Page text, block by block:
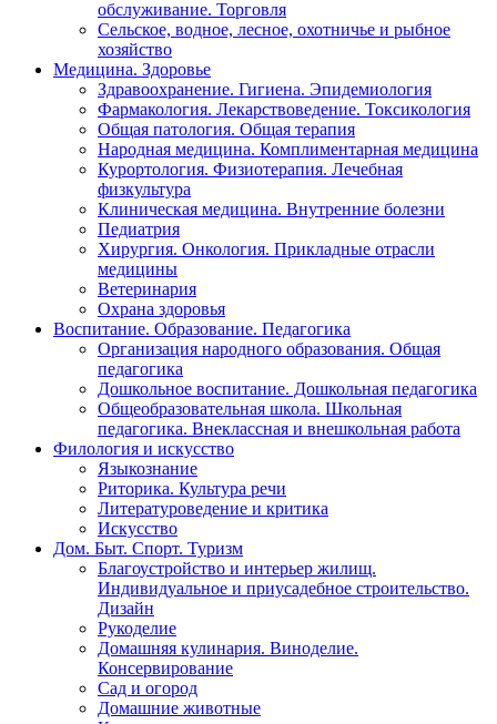
обслуживание. Торговля
Сельское, водное, лесное, охотничье и рыбное
хозяйство
Медицина. Здоровье
Здравоохранение. Гигиена. Эпидемиология
Фармакология. Лекарствоведение. Токсикология
Общая патология. Общая терапия
Народная медицина. Комплиментарная медицина
Курортология. Физиотерапия. Лечебная
физкультура
Клиническая медицина. Внутренние болезни
Педиатрия
Хирургия. Онкология. Прикладные отрасли
медицины
Ветеринария
Охрана здоровья
Воспитание. Образование. Педагогика
Организация народного образования. Общая
педагогика
Дошкольное воспитание. Дошкольная педагогика
Общеобразовательная школа. Школьная
педагогика. Внеклассная и внешкольная работа
Филология и искусство
Языкознание
Риторика. Культура речи
Литературоведение и критика
Искусство
Дом. Быт. Спорт. Туризм
Благоустройство и интерьер жилищ.
Индивидуальное и приусадебное строительство.
Дизайн
Рукоделие
Домашняя кулинария. Виноделие.
Консервирование
Сад и огород
Домашние животные